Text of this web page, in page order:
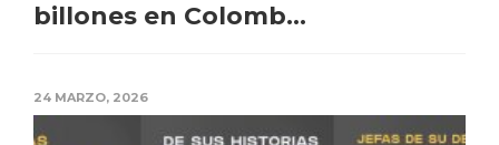
billones en Colomb...
24 MARZO, 2026